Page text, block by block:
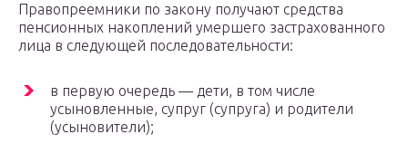
Правопреемники по закону получают средства
пенсионных накоплений умершего застрахованного
лица в следующей последовательности:
в первую очередь — дети, в том числе
усыновленные, супруг (супруга) и родители
(усыновители);